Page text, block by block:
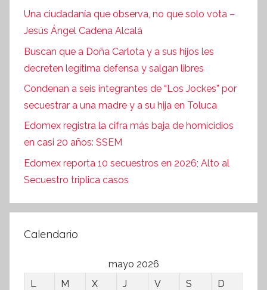
Una ciudadanía que observa, no que solo vota –
Jesús Ángel Cadena Alcalá
Buscan que a Doña Carlota y a sus hijos les
decreten legítima defensa y salgan libres
Condenan a seis integrantes de “Los Jockes” por
secuestrar a una madre y a su hija en Toluca
Edomex registra la cifra más baja de homicidios
en casi 20 años: SSEM
Edomex reporta 10 secuestros en 2026; Alto al
Secuestro triplica casos
Calendario
mayo 2026
L
M X J V S
D